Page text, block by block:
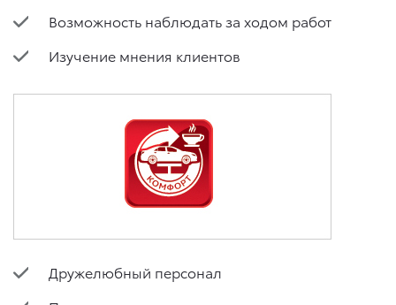
Возможность наблюдать за ходом работ
Изучение мнения клиентов
Дружелюбный персонал